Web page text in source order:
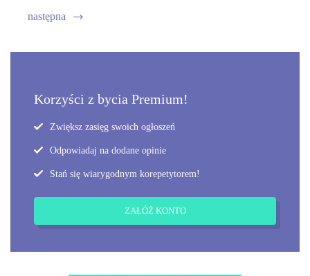
następna
Korzyści z bycia Premium!
Zwiększ zasięg swoich ogłoszeń
Odpowiadaj na dodane opinie
Stań się wiarygodnym korepetytorem!
ZAŁÓŻ KONTO